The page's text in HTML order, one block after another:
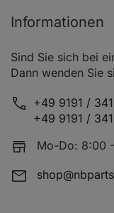
Bezeichnung
Informationen
Sind Sie sich bei
Dann wenden Sie
+49 9191 /
+49 9191 /
Mo-Do: 8:00